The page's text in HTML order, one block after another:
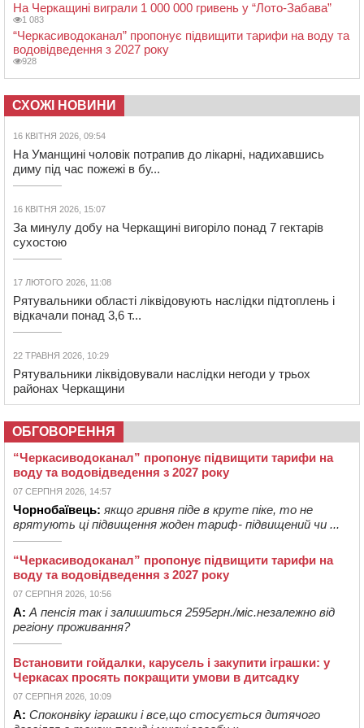
На Черкащині виграли 1 000 000 гривень у “Лото-Забава”
1 083
“Черкасиводоканал” пропонує підвищити тарифи на воду та
водовідведення з 2027 року
928
СХОЖІ НОВИНИ
16 КВІТНЯ 2026, 09:54
На Уманщині чоловік потрапив до лікарні, надихавшись
диму під час пожежі в бу...
16 КВІТНЯ 2026, 15:07
За минулу добу на Черкащині вигоріло понад 7 гектарів
сухостою
17 ЛЮТОГО 2026, 11:08
Рятувальники області ліквідовують наслідки підтоплень і
відкачали понад 3,6 т...
22 ТРАВНЯ 2026, 10:29
Рятувальники ліквідовували наслідки негоди у трьох
районах Черкащини
ОБГОВОРЕННЯ
“Черкасиводоканал” пропонує підвищити тарифи на
воду та водовідведення з 2027 року
07 СЕРПНЯ 2026, 14:57
Чорнобаївець: якщо гривня піде в круте піке, то не
врятують ці підвищення жоден тариф- підвищений чи ...
“Черкасиводоканал” пропонує підвищити тарифи на
воду та водовідведення з 2027 року
07 СЕРПНЯ 2026, 10:56
А: А пенсія так і залишиться 2595грн./міс.незалежно від
регіону проживання?
Встановити гойдалки, карусель і закупити іграшки: у
Черкасах просять покращити умови в дитсадку
07 СЕРПНЯ 2026, 10:09
А: Споконвіку іграшки і все,що стосується дитячого